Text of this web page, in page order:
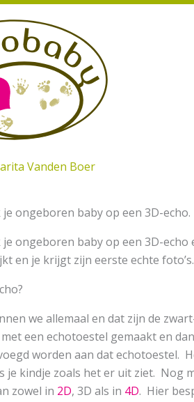
Vanden Boer
ongeboren baby op een 3D-echo.
ongeboren baby op een 3D-
en je krijgt zijn eerste echte foto’s.
we allemaal en dat zijn de
een echotoestel gemaakt en
worden aan dat echotoestel.
je kindje zoals het er uit ziet. Nog
zowel in 2D, 3D als in 4D. Hier